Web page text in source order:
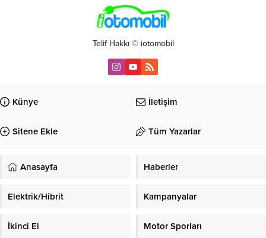
Telif Hakkı © iotomobil
Künye İletişim
Sitene Ekle Tüm Yazarlar
Anasayfa Haberler
Elektrik/Hibrit Kampanyalar
İkinci El Motor Sporları